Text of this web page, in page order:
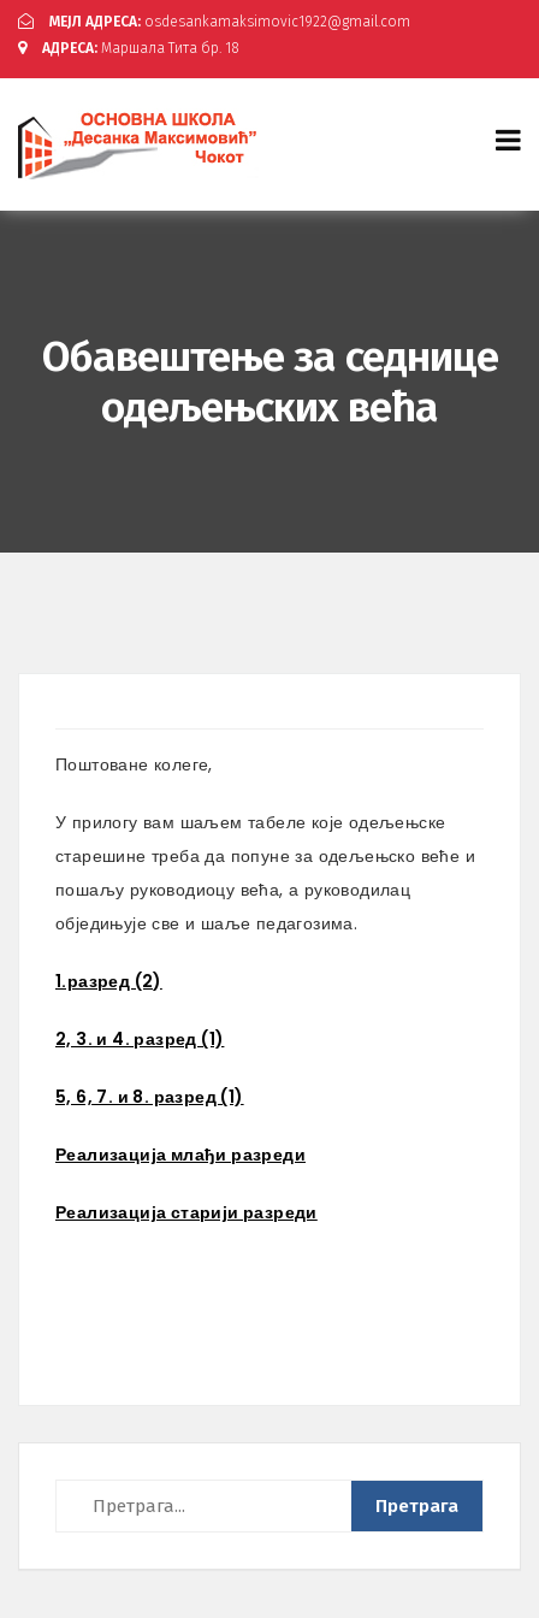
МЕЈЛ АДРЕСА: osdesankamaksimovic1922@gmail.com
АДРЕСА: Маршала Тита бр. 18
Обавештење за седнице
одељењских већа
Поштоване колеге,
У прилогу вам шаљем табеле које одељењске
старешине треба да попуне за одељењско веће и
пошаљу руководиоцу већа, а руководилац
обједињује све и шаље педагозима.
1.разред (2)
2, 3. и 4. разред (1)
5, 6, 7. и 8. разред (1)
Реализација млађи разреди
Реализација старији разреди